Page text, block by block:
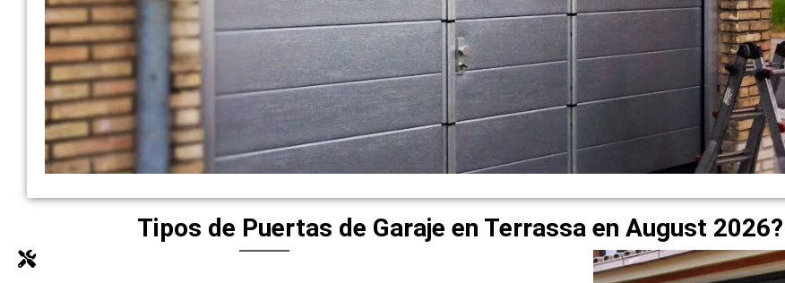
Tipos de Puertas de Garaje en Terrassa en August 2026?